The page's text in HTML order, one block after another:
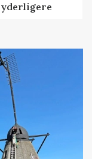
yderligere